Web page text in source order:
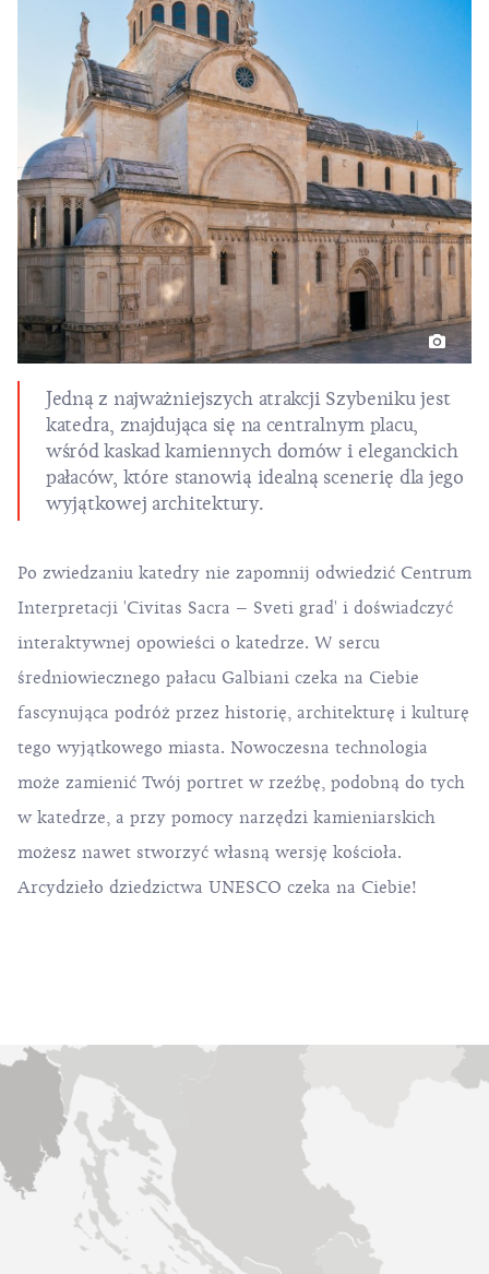
Jedną z najważniejszych atrakcji Szybeniku jest
katedra, znajdująca się na centralnym placu,
wśród kaskad kamiennych domów i eleganckich
pałaców, które stanowią idealną scenerię dla jego
wyjątkowej architektury.
Po zwiedzaniu katedry nie zapomnij odwiedzić Centrum
Interpretacji 'Civitas Sacra – Sveti grad' i doświadczyć
interaktywnej opowieści o katedrze. W sercu
średniowiecznego pałacu Galbiani czeka na Ciebie
fascynująca podróż przez historię, architekturę i kulturę
tego wyjątkowego miasta. Nowoczesna technologia
może zamienić Twój portret w rzeźbę, podobną do tych
w katedrze, a przy pomocy narzędzi kamieniarskich
możesz nawet stworzyć własną wersję kościoła.
Arcydzieło dziedzictwa UNESCO czeka na Ciebie!